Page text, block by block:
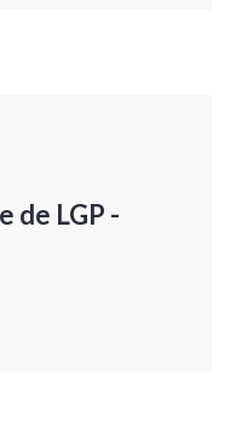
de LGP -